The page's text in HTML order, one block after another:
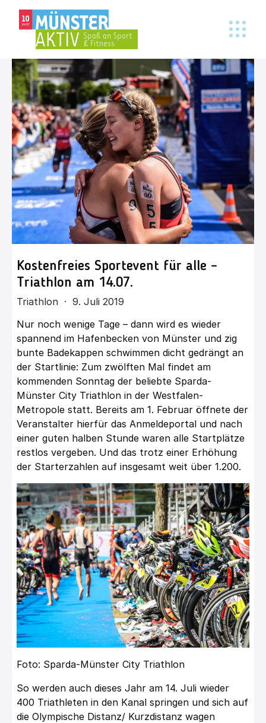
Kostenfreies Sportevent für alle –
Triathlon am 14.07.
Triathlon · 9. Juli 2019
Nur noch wenige Tage – dann wird es wieder
spannend im Hafenbecken von Münster und zig
bunte Badekappen schwimmen dicht gedrängt an
der Startlinie: Zum zwölften Mal findet am
kommenden Sonntag der beliebte Sparda-
Münster City Triathlon in der Westfalen-
Metropole statt. Bereits am 1. Februar öffnete der
Veranstalter hierfür das Anmeldeportal und nach
einer guten halben Stunde waren alle Startplätze
restlos vergeben. Und das trotz einer Erhöhung
der Starterzahlen auf insgesamt weit über 1.200.
Foto: Sparda-Münster City Triathlon
So werden auch dieses Jahr am 14. Juli wieder
400 Triathleten in den Kanal springen und sich auf
die Olympische Distanz/ Kurzdistanz wagen